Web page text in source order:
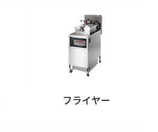
フライヤー